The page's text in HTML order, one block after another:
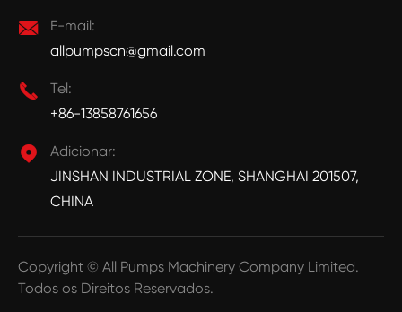

E-mail:
allpumpscn@gmail.com

Tel:
+86-13858761656

Adicionar:
JINSHAN INDUSTRIAL ZONE, SHANGHAI 201507,
CHINA
Copyright © All Pumps Machinery Company Limited.
Todos os Direitos Reservados.